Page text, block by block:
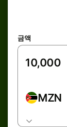
금액
MZN